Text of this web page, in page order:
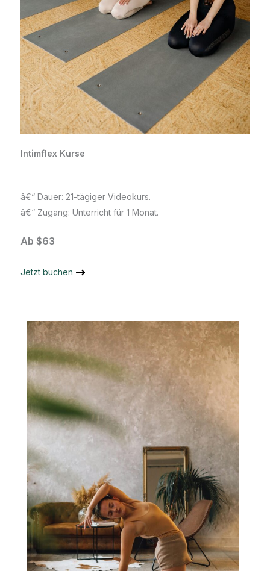
Intimflex Kurse
â€“ Dauer: 21-tägiger Videokurs.
â€“ Zugang: Unterricht für 1 Monat.
Ab $63
Jetzt buchen